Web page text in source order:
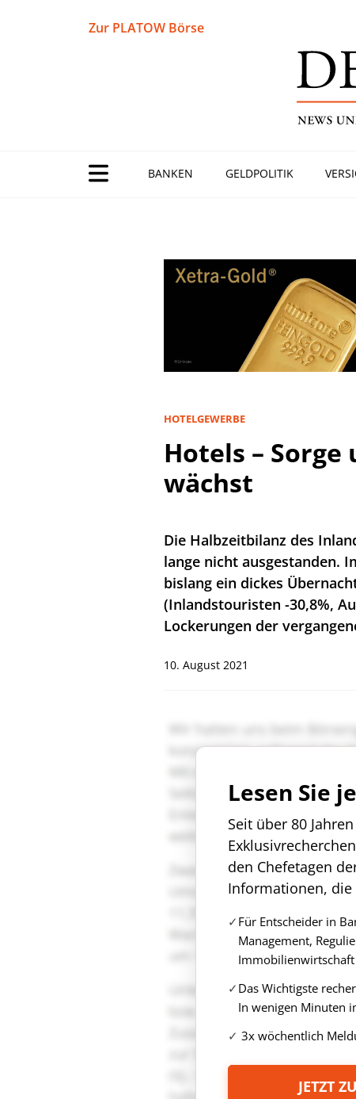
Zur PLATOW Börse
BANKEN GELDPOLITIK
HOTELGEWERBE
Hotels – Sorge
wächst
Die Halbzeitbilanz des
lange nicht ausgestanden.
bislang ein dickes
(Inlandstouristen -30,8%,
Lockerungen der
10. August 2021
Lesen Sie
Seit über 80
den Chefetagen
Informationen, die
Für Entscheider in
Management,
Immobilienwirtschaft
Das Wichtigste
In wenigen Minuten
3x wöchentlich
JETZT